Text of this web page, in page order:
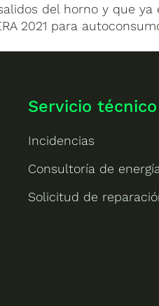
del horno y que
2021 para
Servicio técnico
Incidencias
Consultoría de
Solicitud de